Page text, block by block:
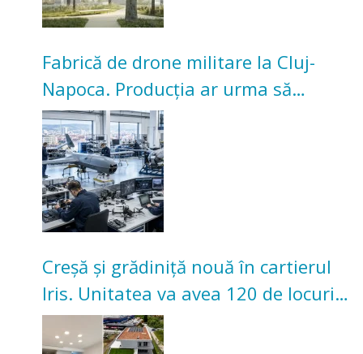
Fabrică de drone militare la Cluj-
Napoca. Producția ar urma să
înceapă în toamna acestui an
Creșă și grădiniță nouă în cartierul
Iris. Unitatea va avea 120 de locuri
pentru copii